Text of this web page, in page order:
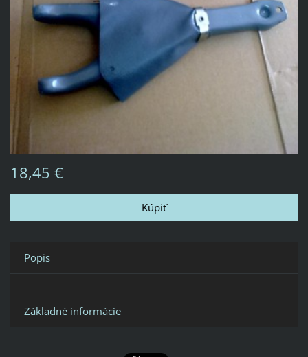
18,45 €
Popis
Základné informácie